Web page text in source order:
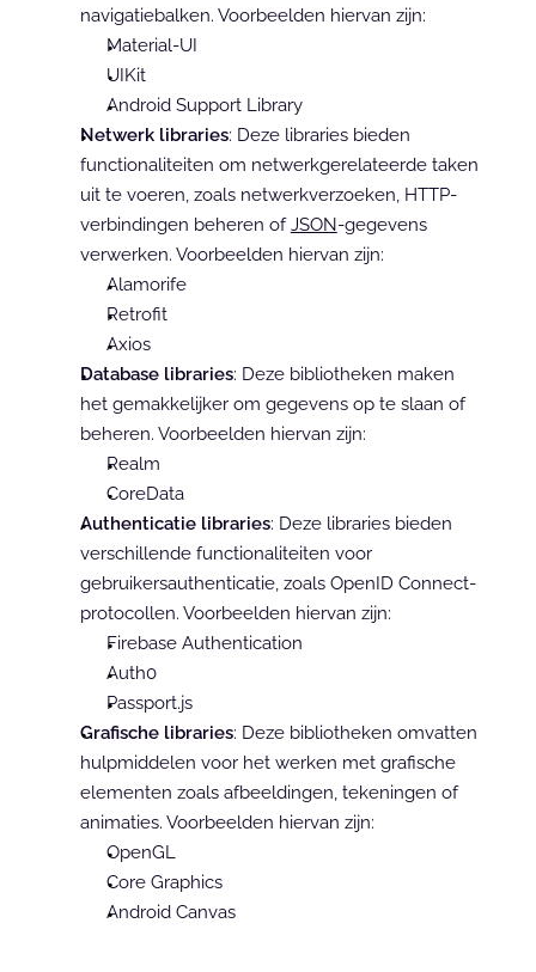
navigatiebalken. Voorbeelden hiervan zijn:
Material-UI
UIKit
Android Support Library
Netwerk libraries: Deze libraries bieden
functionaliteiten om netwerkgerelateerde taken
uit te voeren, zoals netwerkverzoeken, HTTP-
verbindingen beheren of JSON-gegevens
verwerken. Voorbeelden hiervan zijn:
Alamorife
Retrofit
Axios
Database libraries: Deze bibliotheken maken
het gemakkelijker om gegevens op te slaan of
beheren. Voorbeelden hiervan zijn:
Realm
CoreData
Authenticatie libraries: Deze libraries bieden
verschillende functionaliteiten voor
gebruikersauthenticatie, zoals OpenID Connect-
protocollen. Voorbeelden hiervan zijn:
Firebase Authentication
Auth0
Passport.js
Grafische libraries: Deze bibliotheken omvatten
hulpmiddelen voor het werken met grafische
elementen zoals afbeeldingen, tekeningen of
animaties. Voorbeelden hiervan zijn:
OpenGL
Core Graphics
Android Canvas